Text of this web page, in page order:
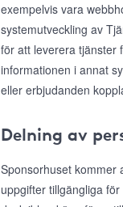
exempelvis vara
systemutveckling av
för att leverera tjänster
informationen i annat
eller erbjudanden
Delning av
Sponsorhuset kommer
uppgifter tillgängliga